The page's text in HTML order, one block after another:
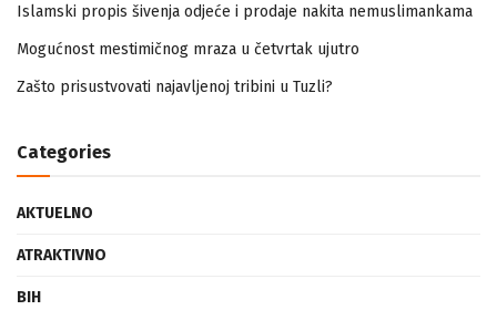
Islamski propis šivenja odjeće i prodaje nakita nemuslimankama
Mogućnost mestimičnog mraza u četvrtak ujutro
Zašto prisustvovati najavljenoj tribini u Tuzli?
Categories
AKTUELNO
ATRAKTIVNO
BIH